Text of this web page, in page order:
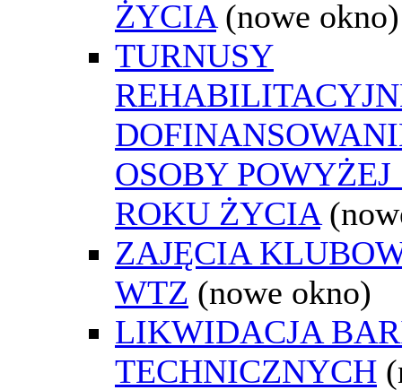
ŻYCIA (nowe okno)
TURNUSY
OSOBY POWYŻEJ
ROKU ŻYCIA
ZAJĘCIA
WTZ (nowe okno)
LIKWIDACJA
TECHNICZNYCH